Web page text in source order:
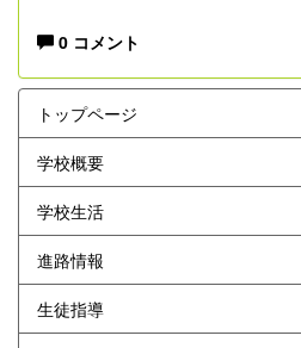
0 コメント
トップページ
学校概要
学校生活
進路情報
生徒指導